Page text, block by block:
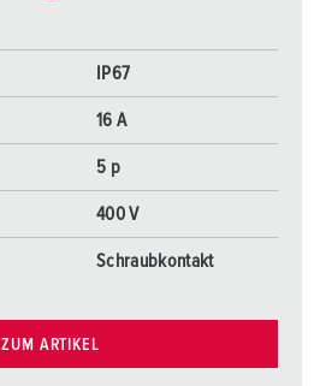
IP67
16 A
5 p
400 V
Schraubkontakt
ZUM ARTIKEL